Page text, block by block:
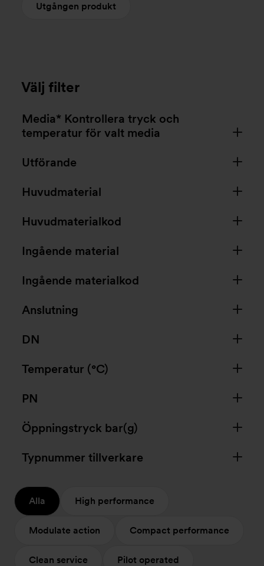
Utgången produkt
Välj filter
Media* Kontrollera tryck och
temperatur för valt media
Utförande
Huvudmaterial
Huvudmaterialkod
Ingående material
Ingående materialkod
Anslutning
DN
Temperatur (°C)
PN
Öppningstryck bar(g)
Typnummer tillverkare
Alla High performance
Modulate action Compact performance
Clean service Pilot operated